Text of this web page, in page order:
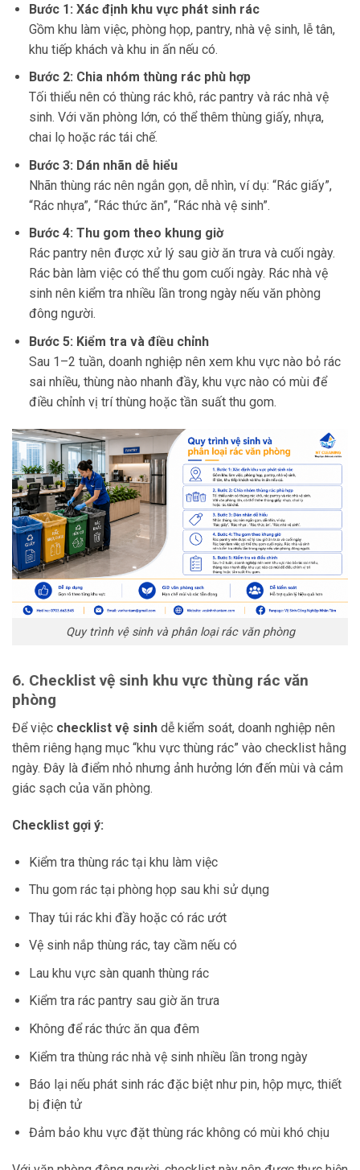
Bước 1: Xác định khu vực phát sinh rác
Gồm khu làm việc, phòng họp, pantry, nhà vệ sinh, lễ tân,
khu tiếp khách và khu in ấn nếu có.
Bước 2: Chia nhóm thùng rác phù hợp
Tối thiểu nên có thùng rác khô, rác pantry và rác nhà vệ
sinh. Với văn phòng lớn, có thể thêm thùng giấy, nhựa,
chai lọ hoặc rác tái chế.
Bước 3: Dán nhãn dễ hiểu
Nhãn thùng rác nên ngắn gọn, dễ nhìn, ví dụ: “Rác giấy”,
“Rác nhựa”, “Rác thức ăn”, “Rác nhà vệ sinh”.
Bước 4: Thu gom theo khung giờ
Rác pantry nên được xử lý sau giờ ăn trưa và cuối ngày.
Rác bàn làm việc có thể thu gom cuối ngày. Rác nhà vệ
sinh nên kiểm tra nhiều lần trong ngày nếu văn phòng
đông người.
Bước 5: Kiểm tra và điều chỉnh
Sau 1–2 tuần, doanh nghiệp nên xem khu vực nào bỏ rác
sai nhiều, thùng nào nhanh đầy, khu vực nào có mùi để
điều chỉnh vị trí thùng hoặc tần suất thu gom.
Quy trình vệ sinh và phân loại rác văn phòng
6. Checklist vệ sinh khu vực thùng rác văn
phòng
Để việc checklist vệ sinh dễ kiểm soát, doanh nghiệp nên
thêm riêng hạng mục “khu vực thùng rác” vào checklist hằng
ngày. Đây là điểm nhỏ nhưng ảnh hưởng lớn đến mùi và cảm
giác sạch của văn phòng.
Checklist gợi ý:
Kiểm tra thùng rác tại khu làm việc
Thu gom rác tại phòng họp sau khi sử dụng
Thay túi rác khi đầy hoặc có rác ướt
Vệ sinh nắp thùng rác, tay cầm nếu có
Lau khu vực sàn quanh thùng rác
Kiểm tra rác pantry sau giờ ăn trưa
Không để rác thức ăn qua đêm
Kiểm tra thùng rác nhà vệ sinh nhiều lần trong ngày
Báo lại nếu phát sinh rác đặc biệt như pin, hộp mực, thiết
bị điện tử
Đảm bảo khu vực đặt thùng rác không có mùi khó chịu